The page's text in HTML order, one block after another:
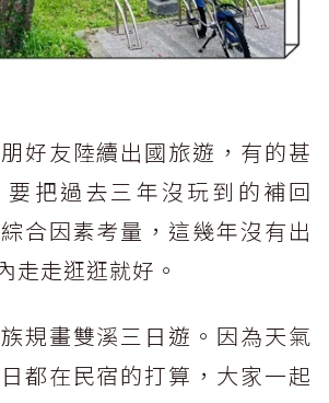
好友陸續出國旅遊，有的甚
把過去三年沒玩到的補回
合因素考量，這幾年沒有出
走走逛逛就好。
規畫雙溪三日遊。因為天氣
都在民宿的打算，大家一起